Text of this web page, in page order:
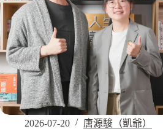
2026-07-20 唐源駿（凱爺）